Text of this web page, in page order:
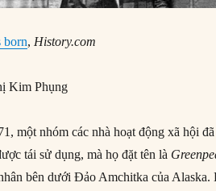
born, History.com
Kim Phụng
một nhóm các nhà hoạt động xã hội
tái sử dụng, mà họ đặt tên là
bên dưới Đảo Amchitka của Alaska.